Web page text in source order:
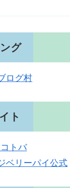
グ
ログ村
ト
トバ
ベリーパイ公式